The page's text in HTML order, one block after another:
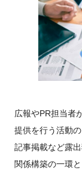
広報やPR担当者
提供を行う活動
記事掲載など露
関係構築の一環